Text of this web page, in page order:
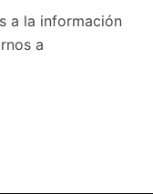
a la información
a